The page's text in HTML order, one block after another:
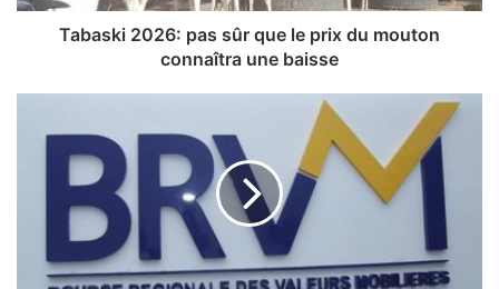
0
Tabaski 2026: pas sûr que le prix du mouton
connaîtra une baisse